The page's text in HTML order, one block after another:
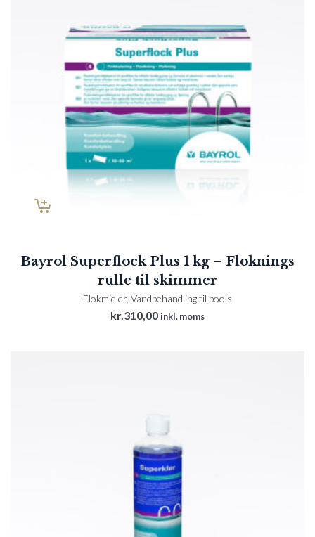
Bayrol Superflock Plus 1 kg – Floknings
rulle til skimmer
Flokmidler, Vandbehandling til pools
kr.310,00inkl. moms